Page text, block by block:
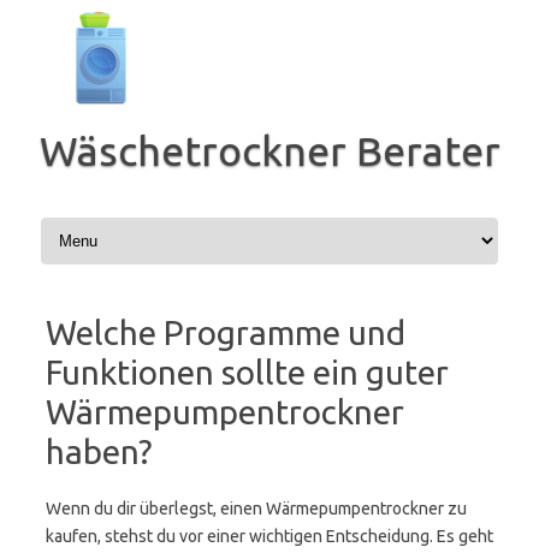
springen
Wäschetrockner Berater
Welche Programme und
Funktionen sollte ein guter
Wärmepumpentrockner
haben?
Wenn du dir überlegst, einen Wärmepumpentrockner zu
kaufen, stehst du vor einer wichtigen Entscheidung. Es geht